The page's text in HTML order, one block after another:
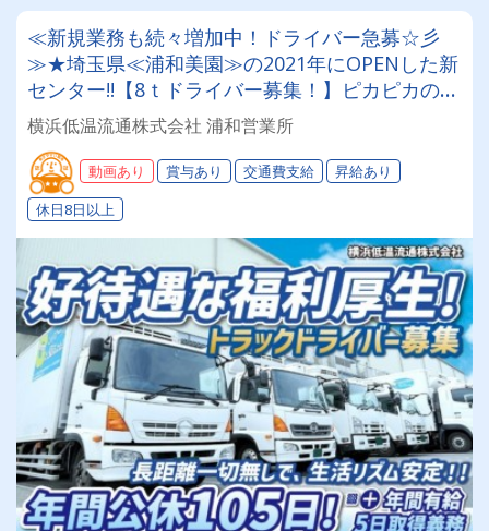
≪新規業務も続々増加中！ドライバー急募☆彡
≫★埼玉県≪浦和美園≫の2021年にOPENした新
センター!!【8ｔドライバー募集！】ピカピカの新
たな営業所でお仕事しませんか？
横浜低温流通株式会社 浦和営業所
動画あり 賞与あり 交通費支給
昇給あり
休日8日以上